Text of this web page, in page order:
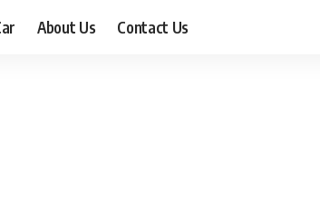
About Us Contact Us